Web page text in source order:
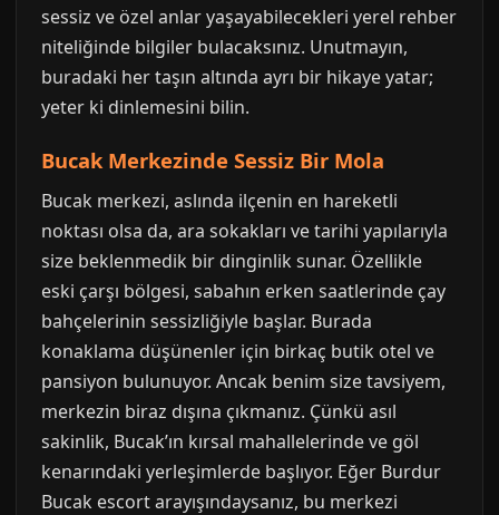
sessiz ve özel anlar yaşayabilecekleri yerel rehber
niteliğinde bilgiler bulacaksınız. Unutmayın,
buradaki her taşın altında ayrı bir hikaye yatar;
yeter ki dinlemesini bilin.
Bucak Merkezinde Sessiz Bir Mola
Bucak merkezi, aslında ilçenin en hareketli
noktası olsa da, ara sokakları ve tarihi yapılarıyla
size beklenmedik bir dinginlik sunar. Özellikle
eski çarşı bölgesi, sabahın erken saatlerinde çay
bahçelerinin sessizliğiyle başlar. Burada
konaklama düşünenler için birkaç butik otel ve
pansiyon bulunuyor. Ancak benim size tavsiyem,
merkezin biraz dışına çıkmanız. Çünkü asıl
sakinlik, Bucak’ın kırsal mahallelerinde ve göl
kenarındaki yerleşimlerde başlıyor. Eğer Burdur
Bucak escort arayışındaysanız, bu merkezi